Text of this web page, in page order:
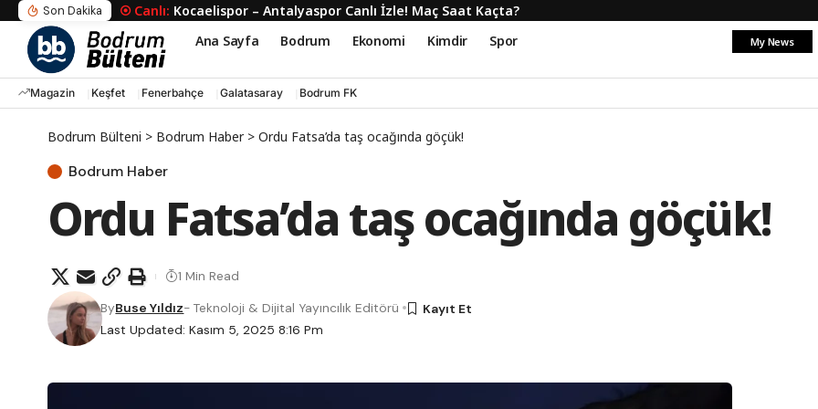
Son Dakika
Kocaelispor – Antalyaspor Canlı İzle! Maç Saat Kaçta?
Ana Sayfa
Bodrum Ekonomi Kimdir Spor My News
Magazin Keşfet Fenerbahçe Galatasaray Bodrum FK
Bodrum Bülteni > Bodrum Haber> Ordu Fatsa’da taş ocağında göçük!
Bodrum Haber
Ordu Fatsa’da taş ocağında göçük!
Last Updated: Kasım 5, 2025 8:16 Pm
ByBuse Yıldız- Teknoloji & Dijital Yayıncılık Editörü
1 Min Read